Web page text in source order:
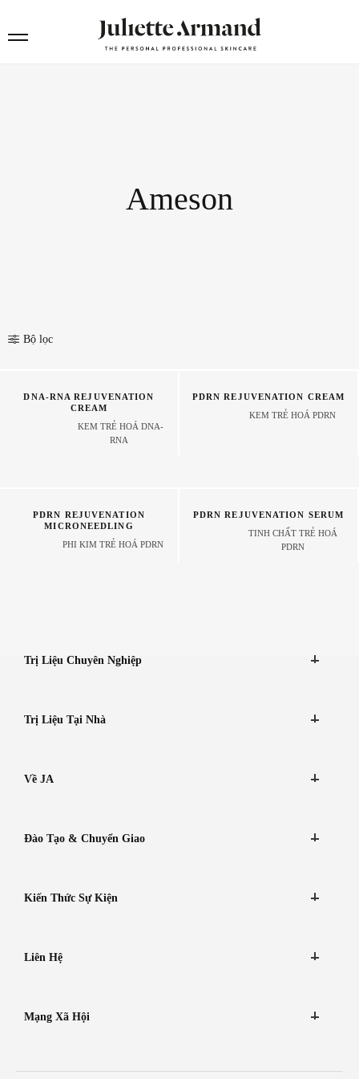
Ameson
Bộ lọc
DNA-RNA REJUVENATION
CREAM
KEM TRẺ HOÁ DNA-
RNA
PDRN REJUVENATION CREAM
KEM TRẺ HOÁ PDRN
PDRN REJUVENATION
MICRONEEDLING
PHI KIM TRẺ HOÁ PDRN
PDRN REJUVENATION SERUM
TINH CHẤT TRẺ HOÁ
PDRN
Trị Liệu Chuyên Nghiệp
Trị Liệu Tại Nhà
Về JA
Đào Tạo & Chuyển Giao
Kiến Thức Sự Kiện
Liên Hệ
Mạng Xã Hội